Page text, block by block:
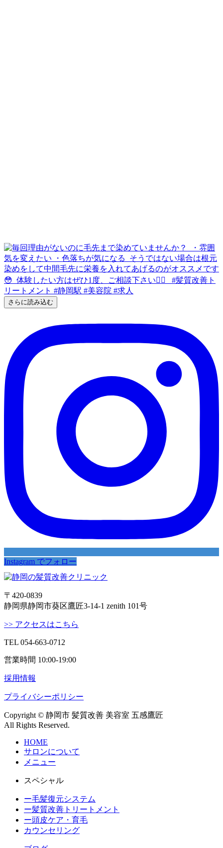
さらに読み込む
Instagram でフォロー
〒420-0839
静岡県静岡市葵区鷹匠3-14-1 zenith 101号
>> アクセスはこちら
TEL 054-663-0712
営業時間 10:00-19:00
採用情報
プライバシーポリシー
Copyright © 静岡市 髪質改善 美容室 五感鷹匠
All Rights Reserved.
HOME
サロンについて
メニュー
スペシャル
ー毛髪復元システム
ー髪質改善トリートメント
ー頭皮ケア・育毛
カウンセリング